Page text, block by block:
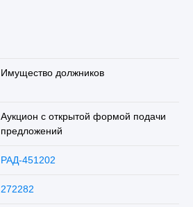
Имущество должников
Аукцион с открытой формой подачи
предложений
РАД-451202
272282